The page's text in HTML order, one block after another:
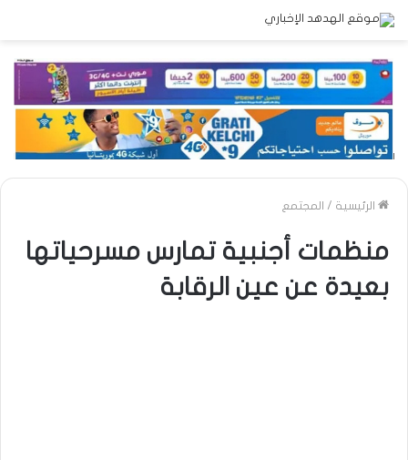
الرئيسية / المجتمع
منظمات أجنبية تمارس مسرحياتها
بعيدة عن عين الرقابة